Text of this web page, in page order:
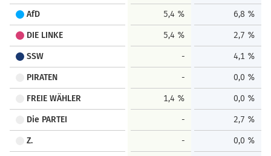
AfD 5,4 % 6,8 %
DIE LINKE 5,4 % 2,7 %
SSW - 4,1 %
PIRATEN - 0,0 %
FREIE WÄHLER 1,4 % 0,0 %
Die PARTEI - 2,7 %
Z. - 0,0 %